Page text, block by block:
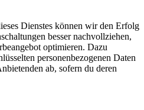
Dienstes können wir den Erfolg
besser nachvollziehen,
optimieren. Dazu
personenbezogenen Daten
ab, sofern du deren